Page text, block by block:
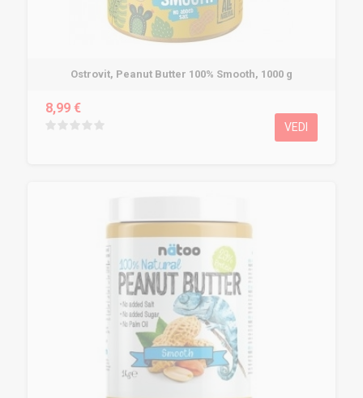
Ostrovit, Peanut Butter 100% Smooth, 1000 g
8,99 €
VEDI